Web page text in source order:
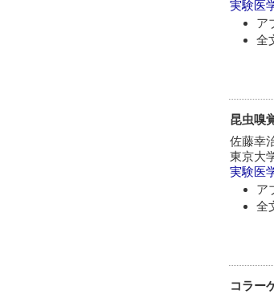
実験医
ア
全
昆虫嗅
佐藤幸
東京大
実験医
ア
全
コラー